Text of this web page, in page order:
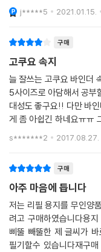
로 구매해야겠어요..ㅎ 예
니다.
j*****5 2021.01.15.
구매
고쿠요 속지
늘 잘쓰는 고쿠요 바인더
5사이즈로 아담해서 공
대성도 좋구요!! 다만 바
게 좀 아쉽긴 하네요ㅠㅠ
비싼 것 같기도 해요ㅠㅠ
s*******2 2017.08.27.
구매
아주 마음에 듭니다
저는 리필 용지를 무인양
려고 구매하였습니다용
삐뚤 빼뚤한 제 글씨가
필기할수 있습니다재구